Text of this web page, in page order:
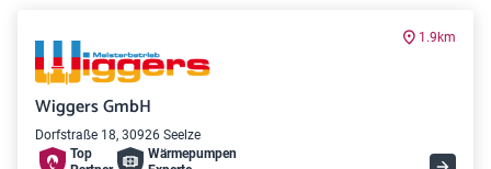
1.9km
Wiggers GmbH
Dorfstraße 18, 30926 Seelze
Top
Wärme­pumpen